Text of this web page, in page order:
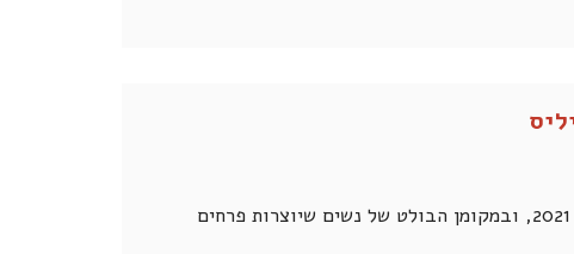
המאמר עוסק בהיבטים שונים של דימוי הפרח באמנות העכשווית המקומית 2021, ובמקומן הבולט של נשים שיוצרות פרחים